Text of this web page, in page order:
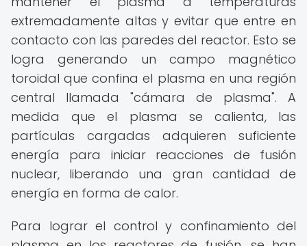
extremadamente altas y evitar que entre en
contacto con las paredes del reactor. Esto se
logra generando un campo magnético
toroidal que confina el plasma en una región
central llamada "cámara de plasma". A
medida que el plasma se calienta, las
partículas cargadas adquieren suficiente
energía para iniciar reacciones de fusión
nuclear, liberando una gran cantidad de
energía en forma de calor.
Para lograr el control y confinamiento del